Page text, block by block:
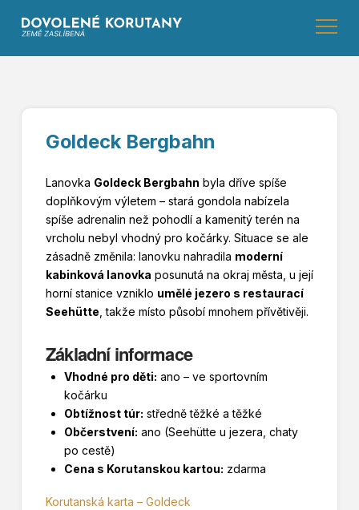
Goldeck Bergbahn
Lanovka Goldeck Bergbahn byla dříve spíše
doplňkovým výletem – stará gondola nabízela
spíše adrenalin než pohodlí a kamenitý terén na
vrcholu nebyl vhodný pro kočárky. Situace se ale
zásadně změnila: lanovku nahradila moderní
kabinková lanovka posunutá na okraj města, u její
horní stanice vzniklo umělé jezero s restaurací
Seehütte , takže místo působí mnohem přívětivěji.
Základní informace
Vhodné pro děti: ano – ve sportovním
kočárku
Obtížnost túr: středně těžké a těžké
Občerstvení: ano (Seehütte u jezera, chaty
po cestě)
Cena s Korutanskou kartou: zdarma
Korutanská karta – Goldeck